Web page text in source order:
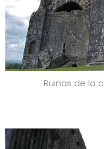
Ruinas de la